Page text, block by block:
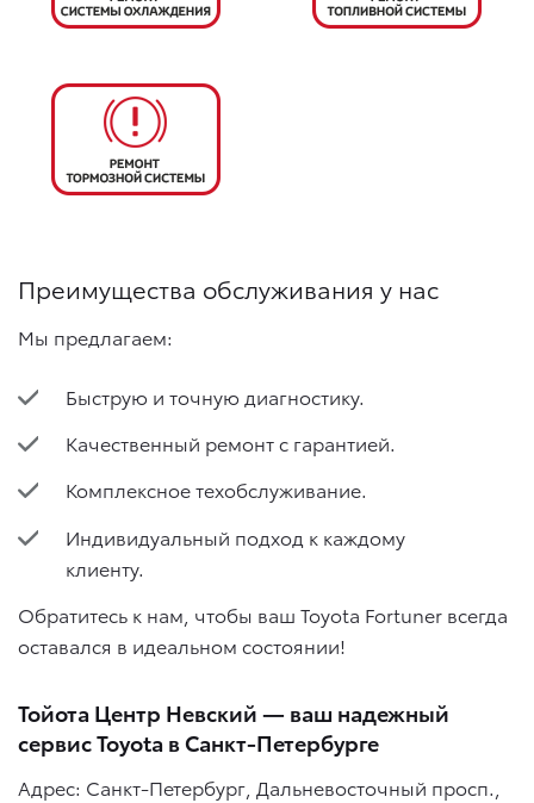
Преимущества обслуживания у нас
Мы предлагаем:
Быструю и точную диагностику.
Качественный ремонт с гарантией.
Комплексное техобслуживание.
Индивидуальный подход к каждому
клиенту.
Обратитесь к нам, чтобы ваш Toyota Fortuner всегда
оставался в идеальном состоянии!
Тойота Центр Невский — ваш надежный
сервис Toyota в Санкт-Петербурге
Адрес: Санкт-Петербург, Дальневосточный просп.,